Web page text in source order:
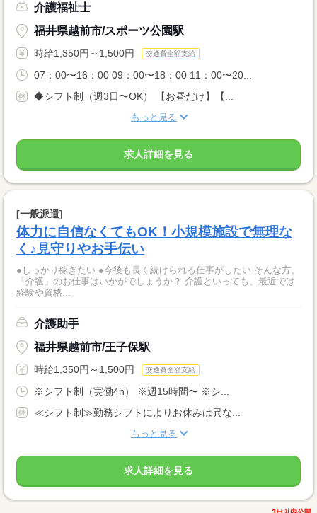
介護福祉士
福井県越前市/スポーツ公園駅
時給1,350円～1,500円 交通費全額支給
07：00〜16：00 09：00〜18：00 11：00〜20...
◆シフト制（週3日〜OK） 【お昼だけ】【...
もっと見る
求人詳細を見る
[一般派遣]
体力に自信なくてもOK！小規模施設で無理な
く♪見守りやお手伝い
●しっかり稼ぎたい ●今後も長く続けられる仕事がしたい そんな方、
「介護」のお仕事はいかがでしょうか？ 介護といっても、最近では
経験や資格...
介護助手
福井県越前市/王子保駅
時給1,350円～1,500円 交通費全額支給
※シフト制（実働4h） ※週15時間〜 ※シ...
≪シフト制≫勤務シフトによりお休みは異な...
もっと見る
求人詳細を見る